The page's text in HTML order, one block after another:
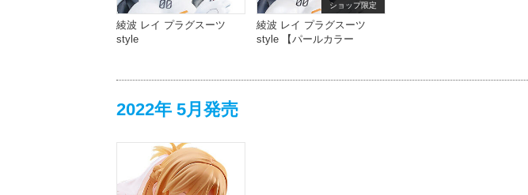
綾波 レイ プラグスーツ
style
ショップ限定
綾波 レイ プラグスーツ
style 【パールカラー
2022年 5月発売